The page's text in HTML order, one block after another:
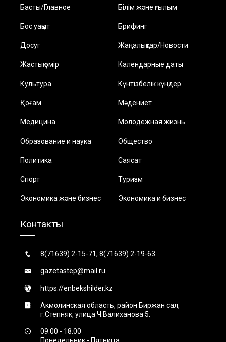
Басты/Главное Білім және ғылым
Бос уақыт Брифинг
Досуг Жаңалықтар/Новости
Жастық өмір Календарные даты
Культура Күнтізбелік күндер
Қоғам Мәдениет
Медицина Молодежная жизнь
Образование и наука Общество
Политика Саясат
Спорт Туризм
Экономика және бизнес Экономика и бизнес
Контакты
8(71639) 2-15-71, 8(71639) 2-19-63
gazetastep@mail.ru
https://enbekshilder.kz
Акмолинская область, район Биржан сал,
г.Степняк, улица Ч.Валиханова 5.
09:00 - 18:00